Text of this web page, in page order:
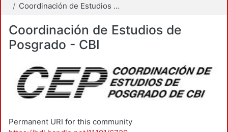
Coordinación de Estudios de Posgrado - CBI
Coordinación de Estudios de
Posgrado - CBI
Permanent URI for this community